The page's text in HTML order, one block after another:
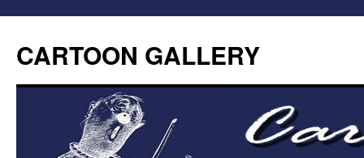
CARTOON GALLERY